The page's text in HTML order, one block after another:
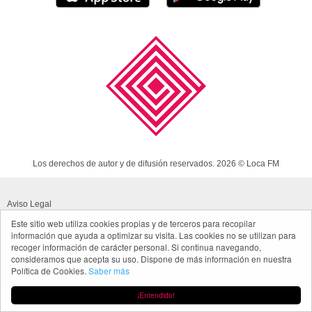
¡Entendido!
Este sitio web utiliza cookies propias y de terceros para recopilar
información que ayuda a optimizar su visita. Las cookies no se utilizan para
recoger información de carácter personal. Si continua navegando,
consideramos que acepta su uso. Dispone de más información en nuestra
Política de Cookies. Saber más
Los derechos de autor y de difusión reservados. 2026 © Loca FM
Aviso Legal
Política de cookies
Política de privacidad App